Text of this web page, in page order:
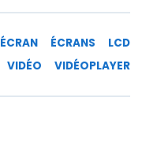
ÉCRAN ÉCRANS
LCD
VIDÉO VIDÉOPLAYER